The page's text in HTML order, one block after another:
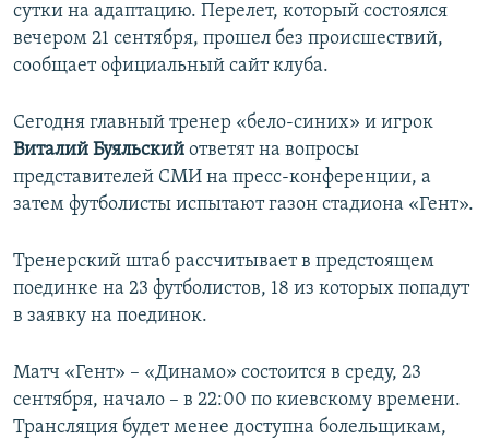
сутки на адаптацию. Перелет, который состоялся
вечером 21 сентября, прошел без происшествий,
сообщает официальный сайт клуба.
Сегодня главный тренер «бело-синих» и игрок
Виталий Буяльский ответят на вопросы
представителей СМИ на пресс-конференции, а
затем футболисты испытают газон стадиона «Гент».
Тренерский штаб рассчитывает в предстоящем
поединке на 23 футболистов, 18 из которых попадут
в заявку на поединок.
Матч «Гент» – «Динамо» состоится в среду, 23
сентября, начало – в 22:00 по киевскому времени.
Трансляция будет менее доступна болельщикам,